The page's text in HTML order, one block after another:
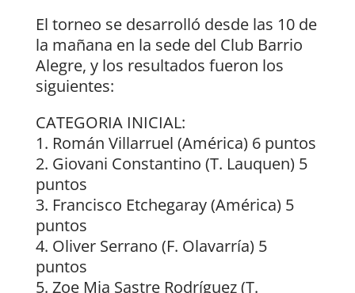
El torneo se desarrolló desde las 10 de
la mañana en la sede del Club Barrio
Alegre, y los resultados fueron los
siguientes:
CATEGORIA INICIAL:
1. Román Villarruel (América) 6 puntos
2. Giovani Constantino (T. Lauquen) 5
puntos
3. Francisco Etchegaray (América) 5
puntos
4. Oliver Serrano (F. Olavarría) 5
puntos
5. Zoe Mia Sastre Rodríguez (T.